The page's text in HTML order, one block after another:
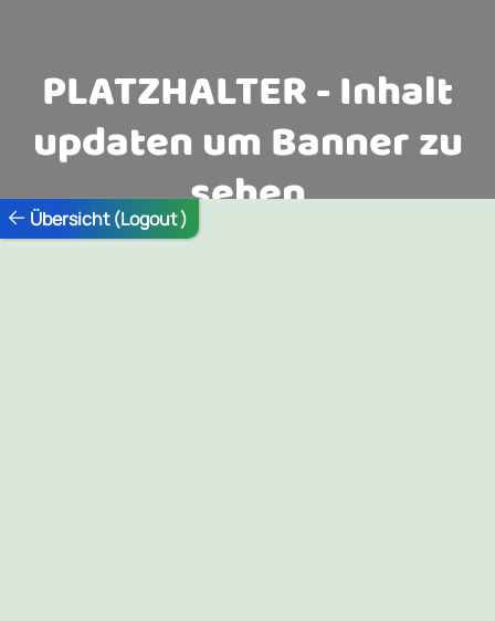
PLATZHALTER - Inhalt
updaten um Banner zu
sehen
Übersicht (Logout )